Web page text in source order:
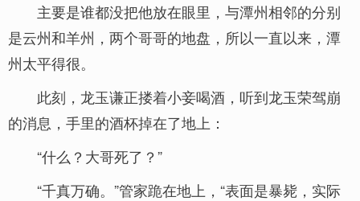
主要是谁都没把他放在眼里，与潭州相邻的分别
是云州和羊州，两个哥哥的地盘，所以一直以来，潭
州太平得很。
此刻，龙玉谦正搂着小妾喝酒，听到龙玉荣驾崩
的消息，手里的酒杯掉在了地上：
“什么？大哥死了？”
“千真万确。”管家跪在地上，“表面是暴毙，实际